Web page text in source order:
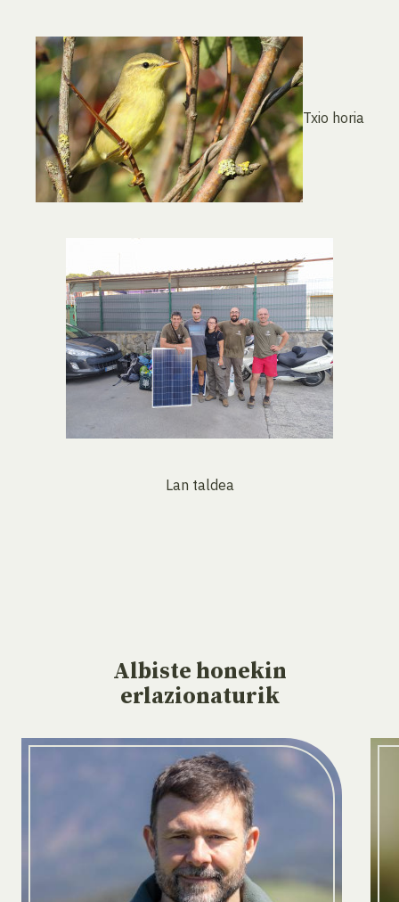
Txio horia
Lan taldea
Albiste honekin
erlazionaturik